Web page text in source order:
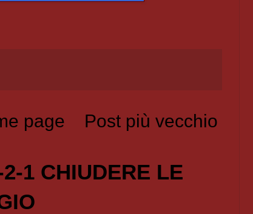
Post più vecchio
page
1 CHIUDERE LE